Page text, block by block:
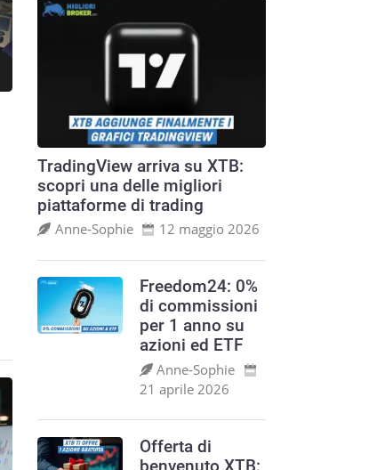
TradingView arriva su XTB:
scopri una delle migliori
piattaforme di trading
Anne‑Sophie 12 maggio 2026
Freedom24: 0%
di commissioni
per 1 anno su
azioni ed ETF
Anne‑Sophie
21 aprile 2026
Offerta di